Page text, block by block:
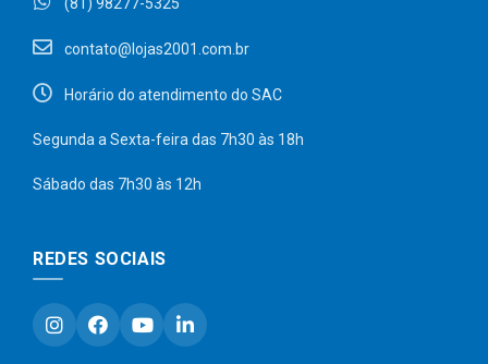
contato@lojas2001.com.br
Horário do atendimento do SAC
Segunda a Sexta-feira das 7h30 às 18h
Sábado das 7h30 às 12h
REDES SOCIAIS